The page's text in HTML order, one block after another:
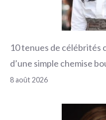
10 tenues de célébrités
d’une simple chemise
8 août 2026